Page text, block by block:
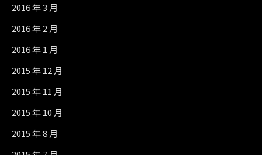
2016 年 3 月
2016 年 2 月
2016 年 1 月
2015 年 12 月
2015 年 11 月
2015 年 10 月
2015 年 8 月